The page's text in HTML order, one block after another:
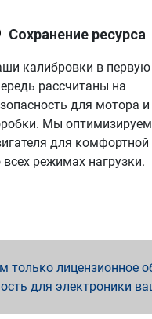
Сохранение ресурса
калибровки в первую
рассчитаны на
для мотора и
Мы
для
всех режимах нагрузки.
лицензионное
для электроники